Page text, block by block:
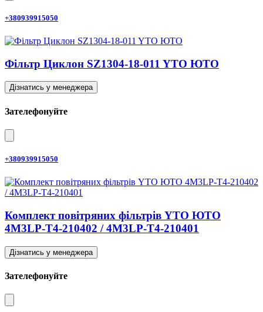
+380939915050
Фільтр Циклон SZ1304-18-011 YTO ЮТО
Дізнатись у менеджера
Зателефонуйте
+380939915050
Комплект повітряних фільтрів YTO ЮТО
4M3LP-T4-210402 / 4M3LP-T4-210401
Дізнатись у менеджера
Зателефонуйте